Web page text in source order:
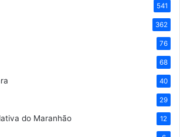
541
362
76
68
40
29
do Maranhão 12